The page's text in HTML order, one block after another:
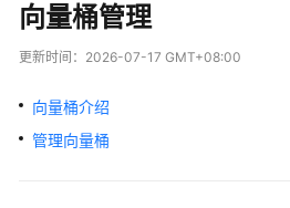
最
新
态
产
向量桶管理
更新时间： 2026-07-17 GMT+08:00
向量桶介绍
管理向量桶